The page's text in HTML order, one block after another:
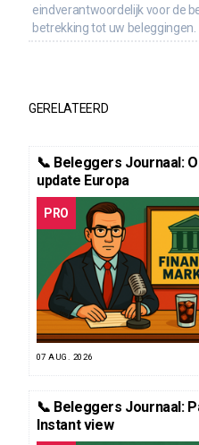
eindverantwoordelijk voor de
betrekking tot uw beleggingen.
GERELATEERD
📞 Beleggers Journaal:
update Europa
PRO
07 AUG. 2026
📞 Beleggers Journaal:
Instant view